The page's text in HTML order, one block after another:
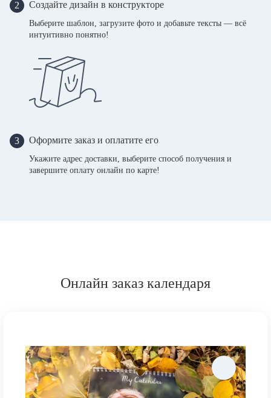
2 Создайте дизайн в конструкторе
Выберите шаблон, загрузите фото и добавьте тексты — всё
интуитивно понятно!
3 Оформите заказ и оплатите его
Укажите адрес доставки, выберите способ получения и
завершите оплату онлайн по карте!
Онлайн заказ календаря